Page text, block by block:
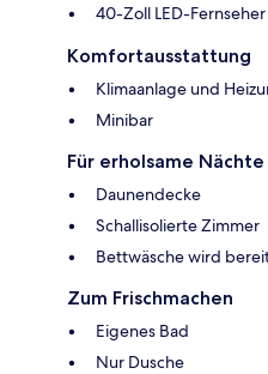
40-Zoll LED-Fernseher
Komfortausstattung
Klimaanlage und
Minibar
Für erholsame Nächte
Daunendecke
Schallisolierte Zimmer
Bettwäsche wird
Zum Frischmachen
Eigenes Bad
Nur Dusche